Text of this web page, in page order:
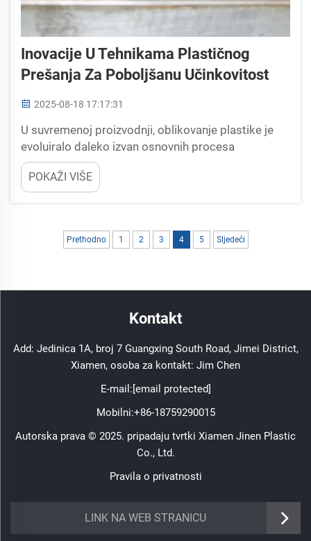
Inovacije U Tehnikama Plastičnog
Prešanja Za Poboljšanu Učinkovitost
2025-08-18 17:17:31
U suvremenoj proizvodnji, oblikovanje plastike je
evoluiralo daleko izvan osnovnih procesa
ubrizgavanja i kompresije, sa stalnim inovacijama u
tehnici oblikovanja plastike koje dovode do bez
presedana poboljšanja u performansama
POKAŽI VIŠE
Prethodno 1 2 3 4 5 Sljedeći
Kontakt
Add: Jedinica 1A, broj 7 Guangxing South Road, Jimei District,
Xiamen, osoba za kontakt: Jim Chen
E-mail:[email protected]
Mobilni:+86-18759290015
Autorska prava © 2025. pripadaju tvrtki Xiamen Jinen Plastic
Co., Ltd.
Pravila o privatnosti
LINK NA WEB STRANICU
https://www.jinenplastic.com/service